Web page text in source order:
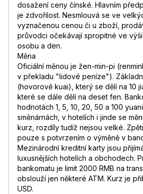
dosažení ceny čínské. Hlavním
je zdvořilost. Nesmlouvá se ve
vyznačenou cenou či u zboží,
průvodci očekávají spropitné ve
osobu a den.
Měna
Oficiální měnou je žen-min-pi
v překladu "lidové peníze").
(hovorově kuai), který se dělí na 10
které se dále dělí na deset fen.
hodnotách 1, 5, 10, 20, 50 a 100
směnárnách, v hotelích i jinde se
kurz, rozdíly tudíž nejsou velké.
pouze s potvrzením o výměně v
Mezinárodní kreditní karty jsou
luxusnějších hotelích a obchodech.
bankomatu je limit 2000 RMB na
obslouží jen některé ATM. Kurz je
USD.